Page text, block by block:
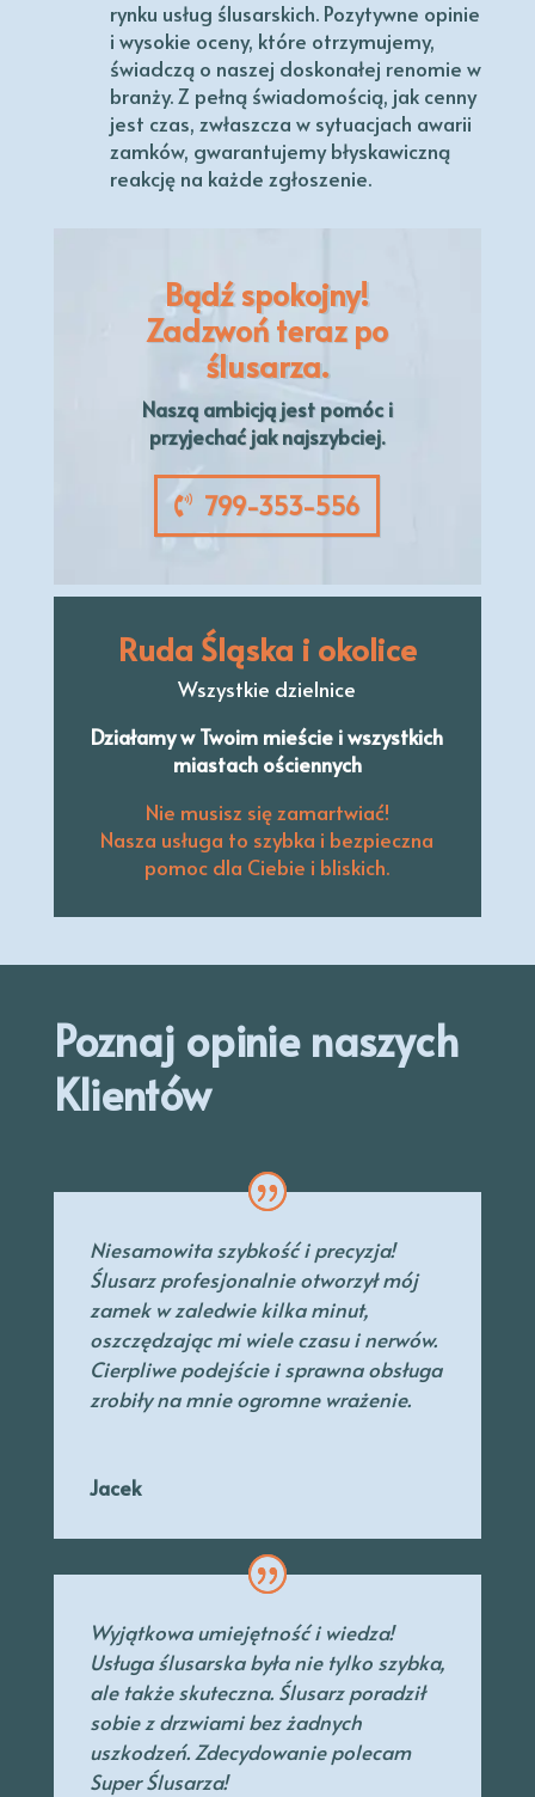
rynku usług ślusarskich. Pozytywne opinie
i wysokie oceny, które otrzymujemy,
świadczą o naszej doskonałej renomie w
branży. Z pełną świadomością, jak cenny
jest czas, zwłaszcza w sytuacjach awarii
zamków, gwarantujemy błyskawiczną
reakcję na każde zgłoszenie.
Bądź spokojny!
Zadzwoń teraz po
ślusarza.
Naszą ambicją jest pomóc i
przyjechać jak najszybciej.
799-353-556
Ruda Śląska i okolice
Wszystkie dzielnice
Działamy w Twoim mieście i wszystkich
miastach ościennych
Nie musisz się zamartwiać!
Nasza usługa to szybka i bezpieczna
pomoc dla Ciebie i bliskich.
Poznaj opinie naszych
Klientów
Niesamowita szybkość i precyzja!
Ślusarz profesjonalnie otworzył mój
zamek w zaledwie kilka minut,
oszczędzając mi wiele czasu i nerwów.
Cierpliwe podejście i sprawna obsługa
zrobiły na mnie ogromne wrażenie.
Jacek
Wyjątkowa umiejętność i wiedza!
Usługa ślusarska była nie tylko szybka,
ale także skuteczna. Ślusarz poradził
sobie z drzwiami bez żadnych
uszkodzeń. Zdecydowanie polecam
Super Ślusarza!